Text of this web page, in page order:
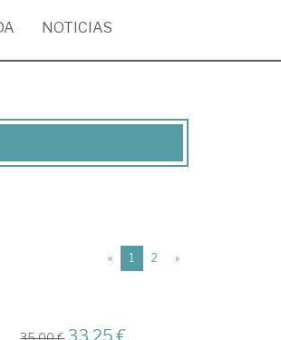
NOTICIAS
« 1 (current)
2 »
33,25 €